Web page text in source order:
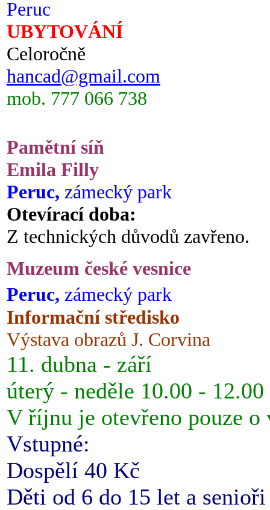
Peruc
UBYTOVÁNÍ
Celoročně
hancad@gmail.com
mob. 777 066 738
Pamětní síň
Emila Filly
Peruc, zámecký park
Otevírací doba:
Z technických důvodů zavřeno.
Muzeum české vesnice
Peruc, zámecký park
Informační středisko
Výstava obrazů J. Corvina
11. dubna - září
úterý - neděle 10.00 -
V říjnu je otevřeno pouze o
Vstupné:
Dospělí 40 Kč
Děti od 6 do 15 let a